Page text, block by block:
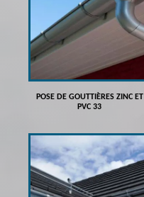
POSE DE GOUTTIÈRES ZINC ET
PVC 33